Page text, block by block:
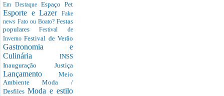
Em Destaque Espaço Pet
Esporte e Lazer
Fake
news Fato ou Boato? Festas
popularesFestival de
InvernoFestival de Verão
Gastronomia e
Culinária INSS
Inauguração Justiça
Lançamento Meio
AmbienteModa /
Desfiles Moda e estilo